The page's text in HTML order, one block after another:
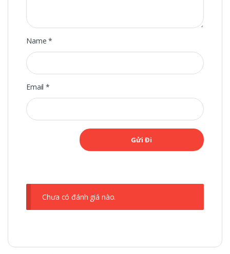
Name*
Email*
Chưa có đánh giá nào.